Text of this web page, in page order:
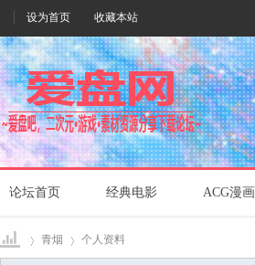
设为首页 收藏本站
论坛首页 经典电影 ACG漫画
青烟 个人资料